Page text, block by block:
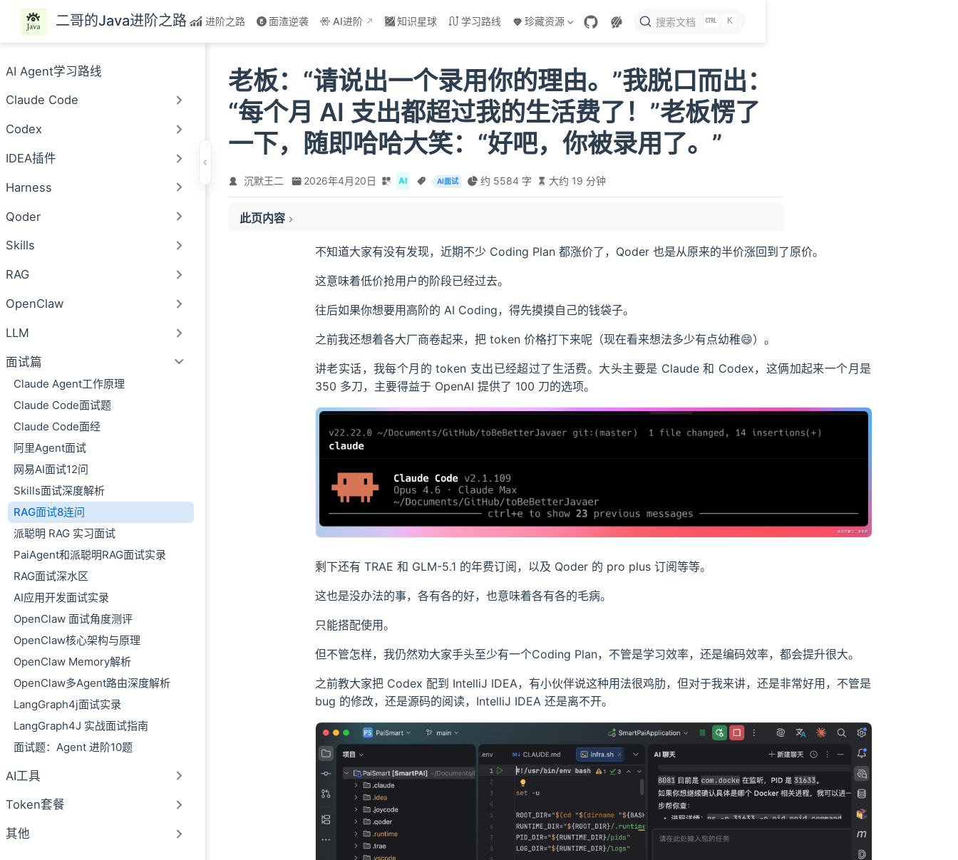
跳至主要內容
二哥的Java进阶之路 进阶之路 面渣逆袭 AI进阶 知识星球 学习路线 珍藏资源 搜索文档 K
AI Agent学习路线
Claude Code
Codex
IDEA插件
Harness
Qoder
Skills
RAG
OpenClaw
LLM
面试篇
Claude Agent工作原理
Claude Code面试题
Claude Code面经
阿里Agent面试
网易AI面试12问
Skills面试深度解析
RAG面试8连问
派聪明 RAG 实习面试
PaiAgent和派聪明RAG面试实录
RAG面试深水区
AI应用开发面试实录
OpenClaw 面试角度测评
OpenClaw核心架构与原理
OpenClaw Memory解析
OpenClaw多Agent路由深度解析
LangGraph4j面试实录
LangGraph4J 实战面试指南
面试题：Agent 进阶10题
AI工具
Token套餐
其他
老板：“请说出一个录用你的理由。”我脱口而出：
“每个月 AI 支出都超过我的生活费了！”老板愣了
一下，随即哈哈大笑：“好吧，你被录用了。”
沉默王二 2026年4月20日 AI AI面试 约 5584 字 大约 19 分钟
此页内容
01、Embedding 向量检索的原理是什么？如何保证检索准确性？
02、Function Calling 如何解析用户的意图？
04、如何将文本导入向量数据库？切割的依据是什么？
05、对话记忆是所有数据都保存吗？超出限度怎么办？
07、整个项目是基于什么协议的？
08、你负责什么部分？前端内容是你自己实现的吗？
如何写到简历上？
派聪明 RAG 知识库｜AI 应用开发｜2026-01 ～ 2026-03
不知道大家有没有发现，近期不少 Coding Plan 都涨价了，Qoder 也是从原来的半价涨回到了原价。
这意味着低价抢用户的阶段已经过去。
往后如果你想要用高阶的 AI Coding，得先摸摸自己的钱袋子。
之前我还想着各大厂商卷起来，把 token 价格打下来呢（现在看来想法多少有点幼稚😄）。
讲老实话，我每个月的 token 支出已经超过了生活费。大头主要是 Claude 和 Codex，这俩加起来一个月是
350 多刀，主要得益于 OpenAI 提供了 100 刀的选项。
剩下还有 TRAE 和 GLM-5.1 的年费订阅，以及 Qoder 的 pro plus 订阅等等。
这也是没办法的事，各有各的好，也意味着各有各的毛病。
只能搭配使用。
但不管怎样，我仍然劝大家手头至少有一个Coding Plan，不管是学习效率，还是编码效率，都会提升很大。
之前教大家把 Codex 配到 IntelliJ IDEA，有小伙伴说这种用法很鸡肋，但对于我来讲，还是非常好用，不管是
bug 的修改，还是源码的阅读，IntelliJ IDEA 还是离不开。